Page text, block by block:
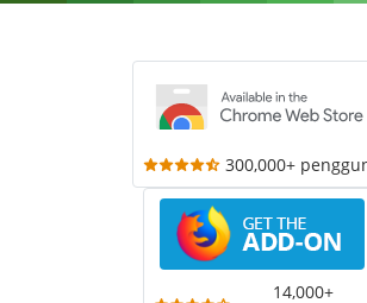
300,000+
14,000+